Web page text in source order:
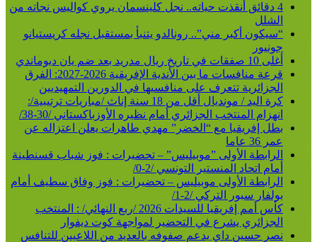
4 دقائق أنقذت حياته.. نجل كلينسمان يروي كواليس نجاته من
الشلل
“سيكون أكبر مني”.. رونالدو يتنبأ بمستقبل نجله كريستيانو
جونيور
أغلى 10 صفقات في تاريخ ريال مدريد بعد ضم يان ديوماندي
قرعة منافسات ما بين الأندية الإفريقية 2026-2027: الفرق
الجزائرية تتعرف على منافسيها في الدورين التمهيديين
كرة اليد / مونديال أقل من 18 سنة إناث /مباريات ترتيبية/:
انهزام المنتخب الجزائري أمام نظيره الأوزباكستاني /30-38/
بطل إفريقيا مع “الخضر” مهدي طاهرات يعلن اعتزاله عن
عمر 36 عاما
الرابطة الأولى ”موبيليس” – تحضيرات : فوز شباب قسنطينة
أمام اتحاد المنستير التونسي /2-0/
الرابطة الأولى موبيليس – تحضيرات : فوز وفاق سطيف أمام
بولفار سبور التركي /2-1/
كأس أمم إفريقيا للسيدات 2026 /ربع النهائي/ : المنتخب
الجزائري يشرع في التحضير لمواجهة كوت ديفوار
نصر حسين داي يدعم صفوفه بالعديد من اللاعبين للتنافس